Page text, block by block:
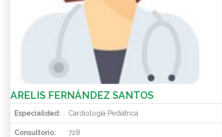
ARELIS FERNÁNDEZ SANTOS
Especialidad: Cardiología Pediátrica
Consultorio: 728